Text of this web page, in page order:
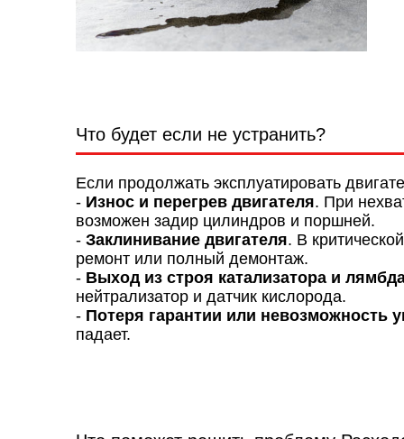
Что будет если не устранить?
Если продолжать эксплуатировать
- Износ и перегрев двигателя. При
возможен задир цилиндров и поршней.
- Заклинивание двигателя. В
ремонт или полный демонтаж.
- Выход из строя катализатора и
нейтрализатор и датчик кислорода.
- Потеря гарантии или невозможность
падает.